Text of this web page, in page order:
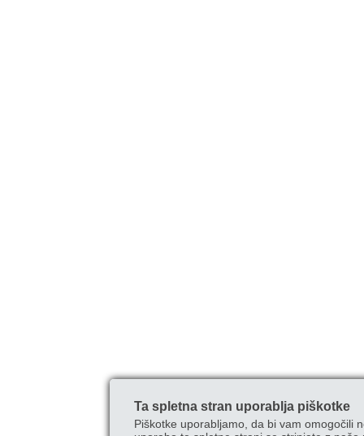
Ta spletna stran uporablja piškotke
Piškotke uporabljamo, da bi vam omogočili